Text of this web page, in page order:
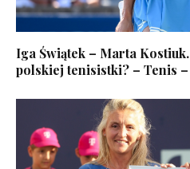
Iga Świątek – Marta
polskiej tenisistki? – Tenis